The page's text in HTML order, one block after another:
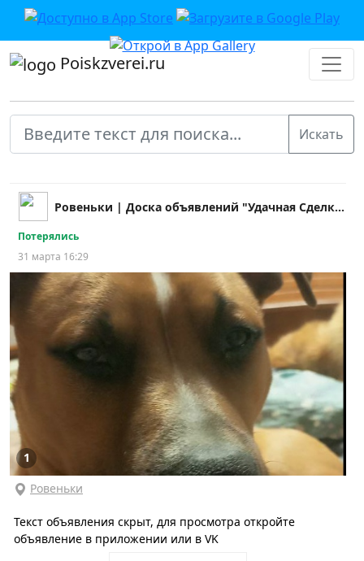
Poiskzverei.ru
Ровеньки | Доска объявлений "Удачная Cделка!"
Потерялись
31 марта 16:29
1
Ровеньки
Текст объявления скрыт, для просмотра откройте
объявление в приложении или в VK